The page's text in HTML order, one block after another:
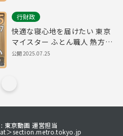
行財政
快適な寝心地を届けたい 東京
マイスター ふとん職人 熱方勉
さん（令和７年７月25日 東京
公開2025.07.25
東京動画 運営担当
＞section.metro.tokyo.jp